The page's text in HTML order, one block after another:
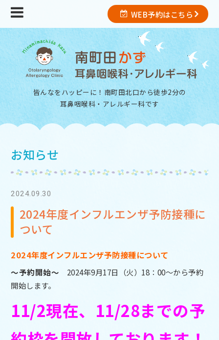
WEB予約はこちら
皆んなをハッピーに！南町田北口から徒歩2分の
耳鼻咽喉科・アレルギー科です
お知らせ
2024.09.30
2024年度インフルエンザ予防接種に
ついて
2024年度インフルエンザ予防接種について
～予約開始～ 2024年9月17日（火）18：00～から予約
開始します。
11/2現在、11/28までの予